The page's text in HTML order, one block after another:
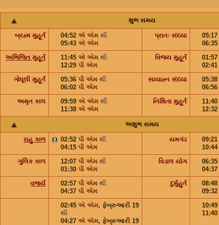
શુભ સમય
બ્રહ્મ મુહૂર્ત 04:52 એ એમ થી
05:43 એ એમ
પ્રાતઃ સંધ્યા
05:17
06:35
અભિજિત મુહૂર્ત
11:45 એ એમ થી
12:29 પી એમ
વિજય મુહૂર્ત
01:57
02:41
ગોધૂલી મુહૂર્ત
05:36 પી એમ થી
06:02 પી એમ
સાયાહ્ન સંધ્યા
05:38
06:56
અમૃત કાલ
09:59 એ એમ થી
11:38 એ એમ
નિશિતા મુહૂર્ત
11:40
12:32
અશુભ સમય
રાહુ કાળ 02:52 પી એમ થી
04:15 પી એમ
યમગંડ
09:21
10:44
ગુલિક કાળ
12:07 પી એમ થી
01:30 પી એમ
વિડાલ યોગ
06:35
04:37
વર્જ્ય
02:57 પી એમ થી
04:37 પી એમ
દુર્મુહુર્ત
08:48
09:32
02:45 એ એમ, ફેબ્રુઆરી 19
થી
04:27 એ એમ, ફેબ્રુઆરી 19
10:49
11:40